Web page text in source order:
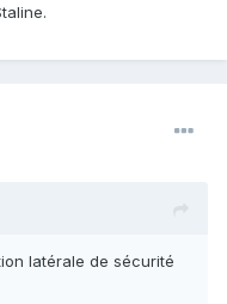
latérale de sécurité